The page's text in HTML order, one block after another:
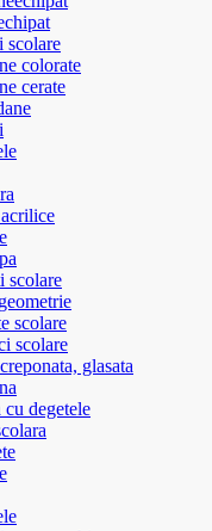
scolare
colorate
cerate
scolare
scolare
scolare
glasata
cu degetele